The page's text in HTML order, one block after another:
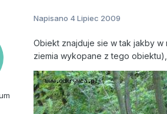
Napisano 4 Lipiec 2009
Obiekt znajduje sie w tak jakby w
ziemia wykopane z tego